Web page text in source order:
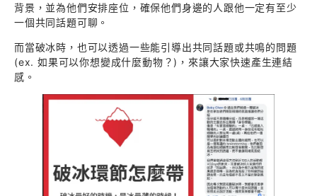
背景，並為他們安排座位，確保他們身邊的人跟他一定有至少
一個共同話題可聊。
而當破冰時，也可以透過一些能引導出共同話題或共鳴的問題
(ex. 如果可以你想變成什麼動物？)，來讓大家快速產生連結
感。